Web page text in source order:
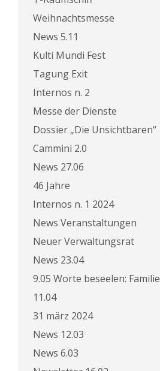
Weihnachtsmesse
News 5.11
Kulti Mundi Fest
Tagung Exit
Internos n. 2
Messe der Dienste
Dossier „Die Unsichtbaren“
Cammini 2.0
News 27.06
46 Jahre
Internos n. 1 2024
News Veranstaltungen
Neuer Verwaltungsrat
News 23.04
9.05 Worte beseelen: Familie
11.04
31 märz 2024
News 12.03
News 6.03